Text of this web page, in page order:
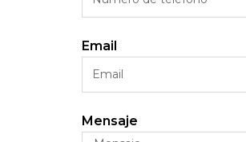
Email
Mensaje